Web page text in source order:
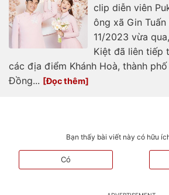
clip diễn viên
ông xã Gin
11/2023 vừa
Kiệt đã liên tiếp
các địa điểm Khánh Hoà, thành
Đồng...
Bạn thấy bài viết này có hữu
Có